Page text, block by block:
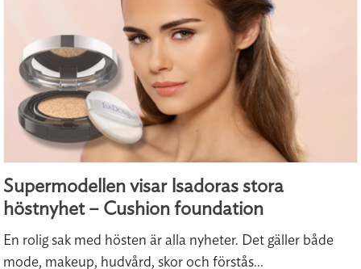
Supermodellen visar Isadoras stora
höstnyhet – Cushion foundation
En rolig sak med hösten är alla nyheter. Det gäller både
mode, makeup, hudvård, skor och förstås...